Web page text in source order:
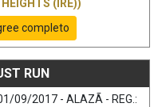
HEIGHTS (IRE))
completo
RUN
09/2017 - ALAZÃ - REG.: